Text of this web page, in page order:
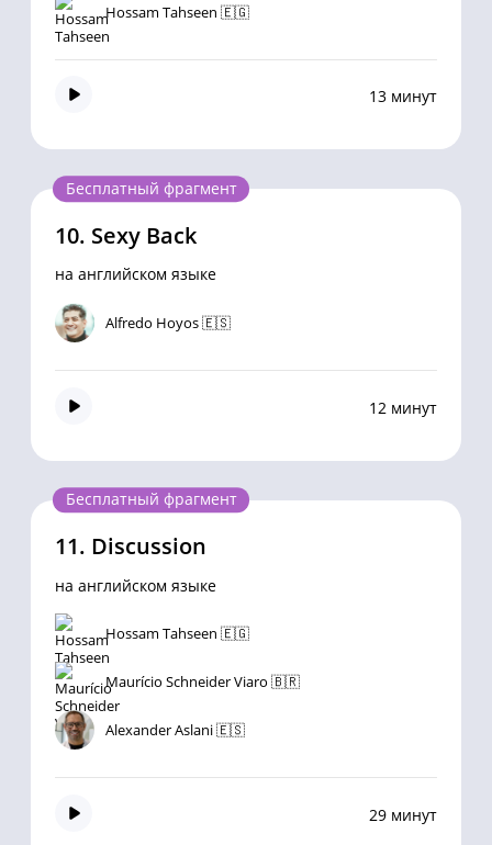
Hossam Tahseen 🇪🇬
13 минут
Бесплатный фрагмент
10. Sexy Back
на английском языке
Alfredo Hoyos 🇪🇸
12 минут
Бесплатный фрагмент
11. Discussion
на английском языке
Hossam Tahseen 🇪🇬
Maurício Schneider Viaro 🇧🇷
Alexander Aslani 🇪🇸
29 минут